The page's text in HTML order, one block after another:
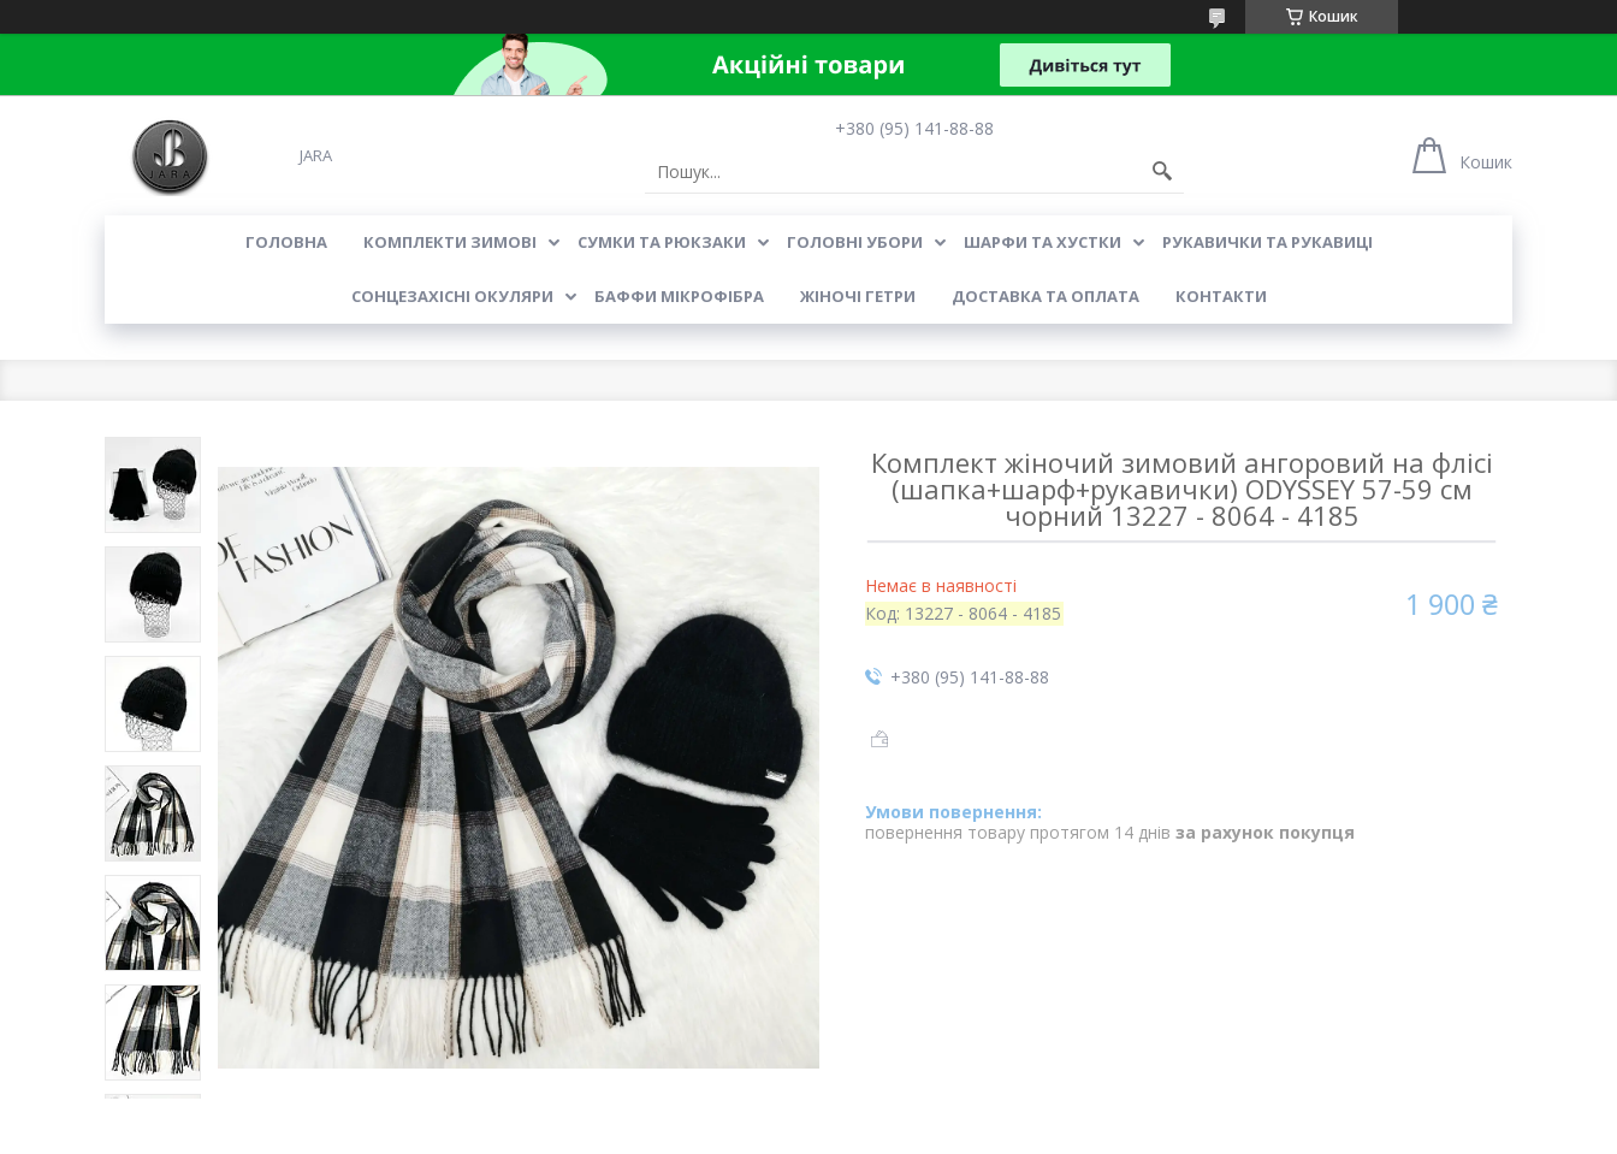
Кошик
JARA
+380 (95) 141-88-88
Кошик
ГОЛОВНА КОМПЛЕКТИ ЗИМОВІ СУМКИ ТА РЮКЗАКИ ГОЛОВНІ УБОРИ ШАРФИ ТА ХУСТКИ РУКАВИЧКИ ТА РУКАВИЦІ
СОНЦЕЗАХІСНІ ОКУЛЯРИ БАФФИ МІКРОФІБРА ЖІНОЧІ ГЕТРИ ДОСТАВКА ТА ОПЛАТА КОНТАКТИ
Комплект жіночий зимовий ангоровий на флісі
(шапка+шарф+рукавички) ODYSSEY 57-59 см
чорний 13227 - 8064 - 4185
Немає в наявності
Код: 13227 - 8064 - 4185 1 900 ₴
+380 (95) 141-88-88
повернення товару протягом 14 днів за рахунок покупця